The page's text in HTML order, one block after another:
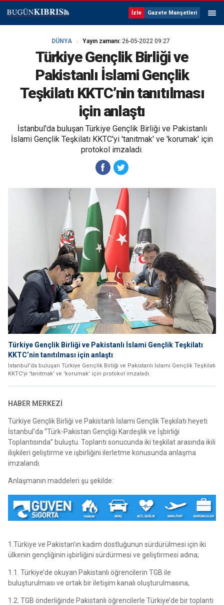
İzle Gazete Manşetleri
DÜNYA Yayın zamanı: 26-05-2022 09:27
Türkiye Gençlik Birliği ve
Pakistanlı İslami Gençlik
Teşkilatı KKTC’nin tanıtılması
için anlaştı
İstanbul'da buluşan Türkiye Gençlik Birliği ve Pakistanlı
İslami Gençlik Teşkilatı KKTC'yi 'tanıtmak' ve 'korumak' için
protokol imzaladı.
Türkiye Gençlik Birliği ve Pakistanlı İslami Gençlik Teşkilatı
KKTC’nin tanıtılması için anlaştı
İstanbul'da buluşan Türkiye Gençlik Birliği ve Pakistanlı İslami Gençlik Teşkilatı
KKTC'yi 'tanıtmak' ve 'korumak' için protokol imzaladı.
HABER MERKEZİ
Türkiye Gençlik Birliği ve Pakistanlı İslami Gençlik Teşkilatı heyeti
İstanbul’da “Türk-Pakistan Gençliği Kardeşlik ve İşbirliği
Toplantısında” buluştu. Toplantı sonucunda iki teşkilat arasında ikili
ilişkileri geliştirme ve işbirliğini ilerletme konusunda anlaşma
imzalandı.
Anlaşmanın maddeleri şu şekilde:
1.Türkiye ve Pakistan’ın kadim dostluğunun sürdürülmesi için iki
ülkenin gençliğinin işbirliğini sürdürmesi ve geliştirmesi adına;
1.1. Türkiye’de okuyan Pakistanlı öğrencilerin TGB ile
buluşturulması ve ortak bir iletişim kanalı oluşturulmasına,
1.2. TGB önderliğinde Pakistanlı öğrencilerle Türkiye’de bir toplantı